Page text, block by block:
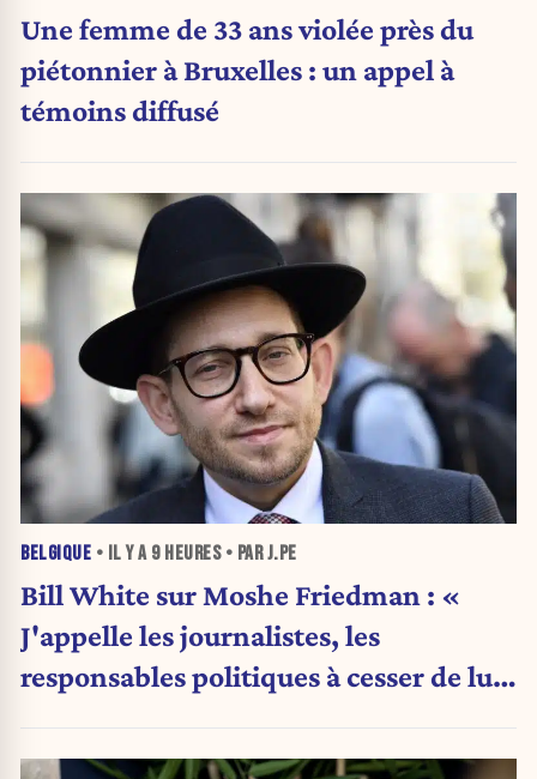
Une femme de 33 ans violée près du
piétonnier à Bruxelles : un appel à
témoins diffusé
BELGIQUE • IL Y A 9 HEURES• PAR J.PE
Bill White sur Moshe Friedman : «
J'appelle les journalistes, les
responsables politiques à cesser de lui